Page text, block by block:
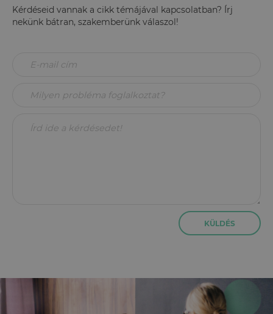
Kérdéseid vannak a cikk témájával kapcsolatban? Írj
nekünk bátran, szakemberünk válaszol!
KÜLDÉS